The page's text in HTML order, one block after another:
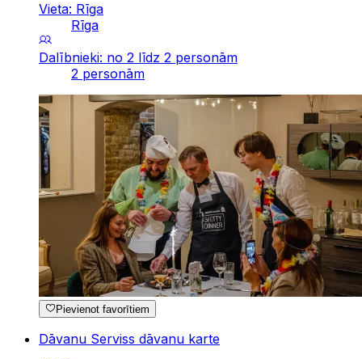
Vieta: Rīga
Rīga
Dalībnieki: no 2 līdz 2 personām
2 personām
Pievienot favorītiem
Dāvanu Serviss dāvanu karte